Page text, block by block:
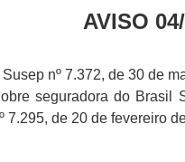
AVISO
nº 7.372, de 30 de
seguradora do
7.295, de 20 de fevereiro